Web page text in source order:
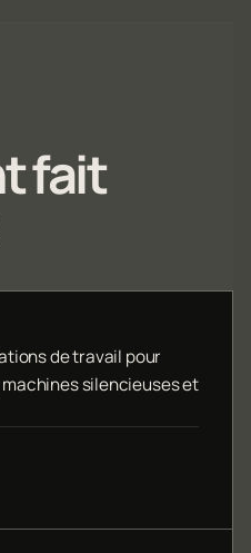
fait
de travail pour
silencieuses et